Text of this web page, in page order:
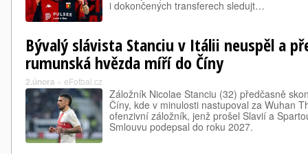
i dokončených transferech sledujt…
Bývalý slávista Stanciu v Itálii neuspěl a
rumunská hvězda míří do Číny
2.února » eFotbal.cz
Záložník Nicolae Stanciu (32) předčasně
Číny, kde v minulosti nastupoval za Wuhan
ofenzivní záložník, jenž prošel Slavií a
Smlouvu podepsal do roku 2027.